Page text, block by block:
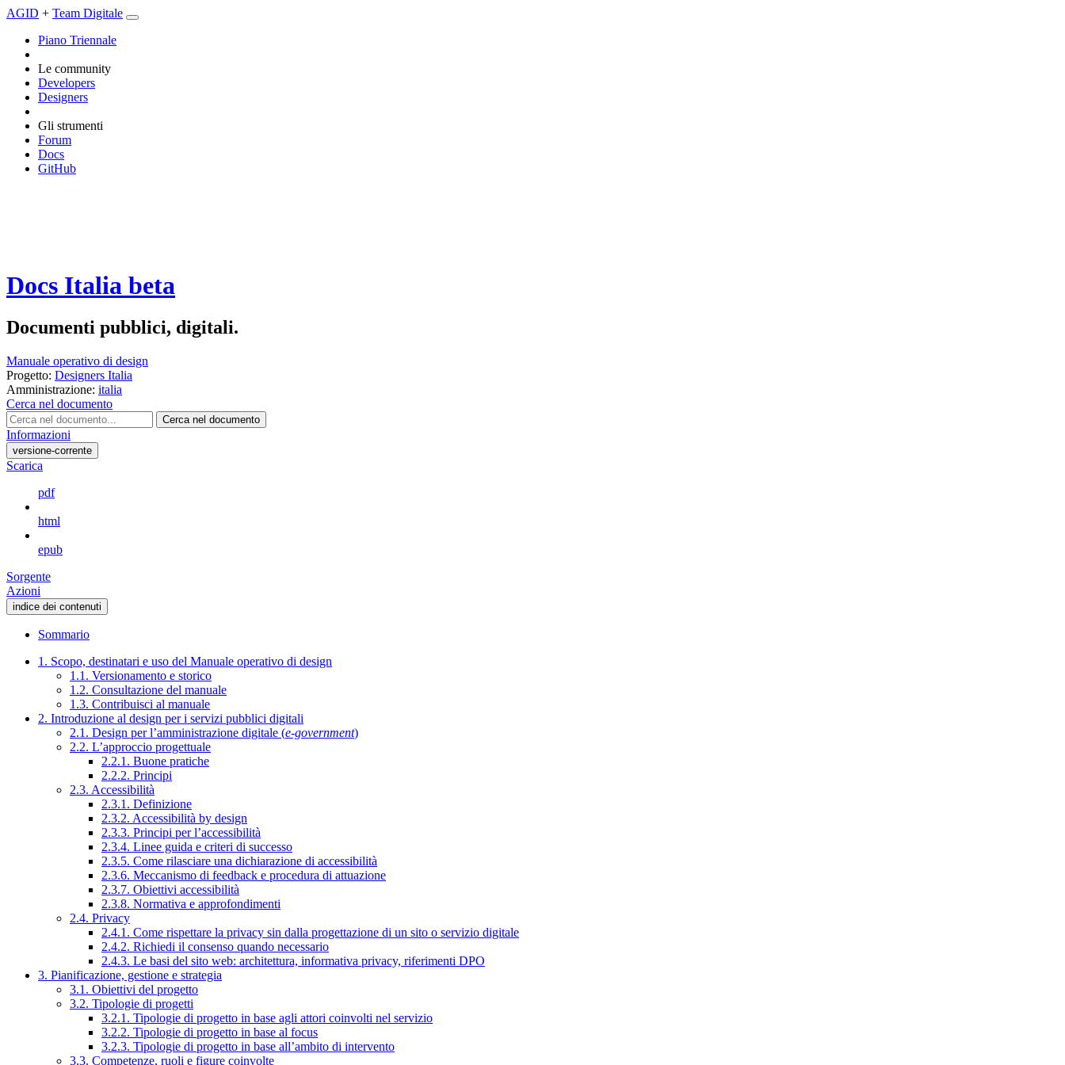
AGID + Team Digitale
Piano Triennale
Le community
Developers
Designers
Gli strumenti
Forum
Docs
GitHub
Docs Italia beta
Documenti pubblici, digitali.
Manuale operativo di design
Progetto: Designers Italia
Amministrazione: italia
Cerca nel documento
Cerca nel documento
Informazioni
versione-corrente
Scarica
pdf
html
epub
Sorgente
Azioni
indice dei contenuti
Sommario
1. Scopo, destinatari e uso del Manuale operativo di design
1.1. Versionamento e storico
1.2. Consultazione del manuale
1.3. Contribuisci al manuale
2. Introduzione al design per i servizi pubblici digitali
2.1. Design per l’amministrazione digitale (e-government)
2.2. L’approccio progettuale
2.2.1. Buone pratiche
2.2.2. Principi
2.3. Accessibilità
2.3.1. Definizione
2.3.2. Accessibilità by design
2.3.3. Principi per l’accessibilità
2.3.4. Linee guida e criteri di successo
2.3.5. Come rilasciare una dichiarazione di accessibilità
2.3.6. Meccanismo di feedback e procedura di attuazione
2.3.7. Obiettivi accessibilità
2.3.8. Normativa e approfondimenti
2.4. Privacy
2.4.1. Come rispettare la privacy sin dalla progettazione di un sito o servizio digitale
2.4.2. Richiedi il consenso quando necessario
2.4.3. Le basi del sito web: architettura, informativa privacy, riferimenti DPO
3. Pianificazione, gestione e strategia
3.1. Obiettivi del progetto
3.2. Tipologie di progetti
3.2.1. Tipologie di progetto in base agli attori coinvolti nel servizio
3.2.2. Tipologie di progetto in base al focus
3.2.3. Tipologie di progetto in base all’ambito di intervento
3.3. Competenze, ruoli e figure coinvolte